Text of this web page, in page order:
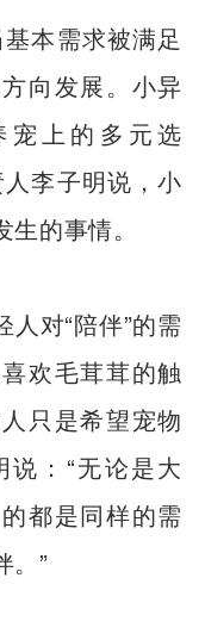
本需求被满足
向发展。小异
上的多元选
李子明说，小
的事情。
对“陪伴”的需
欢毛茸茸的触
只是希望宠物
：“无论是大
都是同样的需
。”